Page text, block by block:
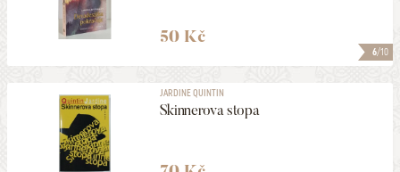
6/10
50 Kč
JARDINE QUINTIN
Skinnerova stopa